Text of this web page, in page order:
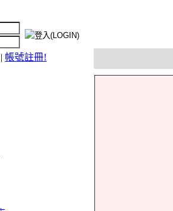
| 帳號註冊!